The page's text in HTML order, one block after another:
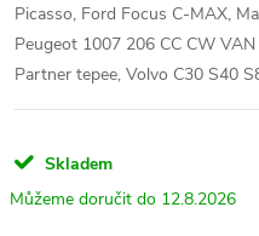
Picasso, Ford Focus C-MAX,
Peugeot 1007 206 CC CW
Partner tepee, Volvo C30 S40
Skladem
12.8.2026